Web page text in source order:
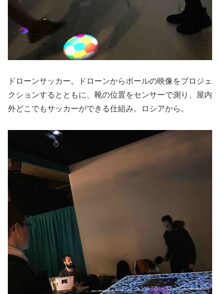
ドローンサッカー。ドローンからボールの映像をプロジェ
クションするとともに、靴の位置をセンサーで測り、屋内
外どこでもサッカーができる仕組み。ロシアから。